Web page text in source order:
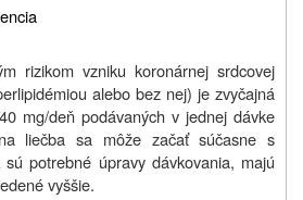
rizikom vzniku koronárnej srdcovej
alebo bez nej) je zvyčajná
mg/deň podávaných v jednej dávke
liečba sa môže začať súčasne s
potrebné úpravy dávkovania, majú
vyššie.